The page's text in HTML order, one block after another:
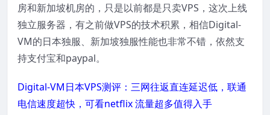
房和新加坡机房的，只是以前都是只卖VPS，这次上线
独立服务器，有之前做VPS的技术积累，相信Digital-
VM的日本独服、新加坡独服性能也非常不错，依然支
持支付宝和paypal。
Digital-VM日本VPS测评：三网往返直连延迟低，联通
电信速度超快，可看netflix 流量超多值得入手